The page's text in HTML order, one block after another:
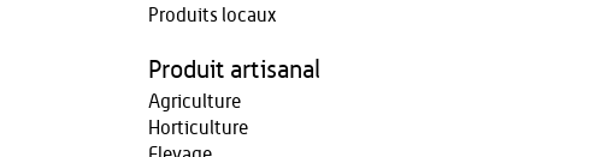
Produits locaux
Produit artisanal
Agriculture
Horticulture